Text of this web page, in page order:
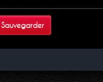
Sauvegarder